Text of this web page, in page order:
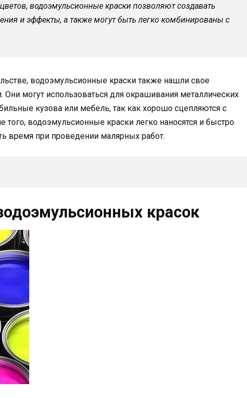
водоэмульсионные краски позволяют создавать
и эффекты, а также могут быть легко комбинированы с
водоэмульсионные краски также нашли свое
могут использоваться для окрашивания металлических
кузова или мебель, так как хорошо сцепляются с
водоэмульсионные краски легко наносятся и быстро
время при проведении малярных работ.
красок